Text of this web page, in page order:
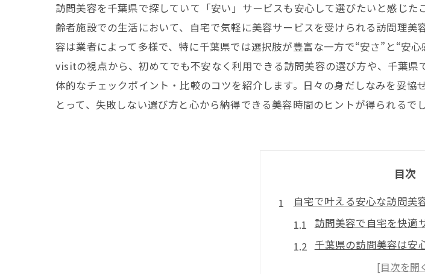
訪問美容を千葉県で探していて「安い」サービスも安心して選びたいと感じ
齢者施設での生活において、自宅で気軽に美容サービスを受けられる訪問理
容は業者によって多様で、特に千葉県では選択肢が豊富な一方で“安さ”と“安
visitの視点から、初めてでも不安なく利用できる訪問美容の選び方や、千葉
体的なチェックポイント・比較のコツを紹介します。日々の身だしなみを妥
とって、失敗しない選び方と心から納得できる美容時間のヒントが得られるでし
目次
自宅で叶える安心な訪問美
訪問美容で自宅を快適
千葉県の訪問美容は安
安い訪問美容の質を見